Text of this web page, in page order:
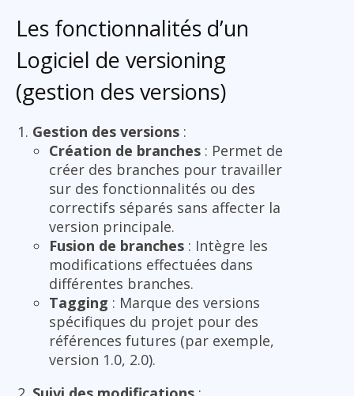
Les fonctionnalités d’un
Logiciel de versioning
(gestion des versions)
Gestion des versions :
Création de branches : Permet de
créer des branches pour travailler
sur des fonctionnalités ou des
correctifs séparés sans affecter la
version principale.
Fusion de branches : Intègre les
modifications effectuées dans
différentes branches.
Tagging : Marque des versions
spécifiques du projet pour des
références futures (par exemple,
version 1.0, 2.0).